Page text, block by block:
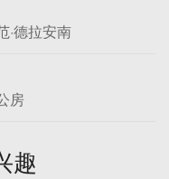
·德拉安南
房
趣